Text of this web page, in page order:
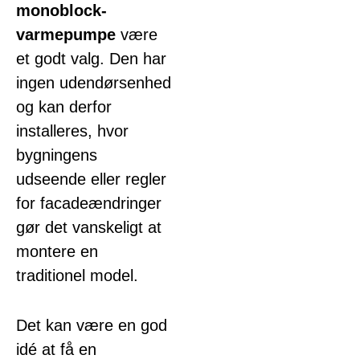
monoblock-
varmepumpe være
et godt valg. Den har
ingen udendørsenhed
og kan derfor
installeres, hvor
bygningens
udseende eller regler
for facadeændringer
gør det vanskeligt at
montere en
traditionel model.
Det kan være en god
idé at få en